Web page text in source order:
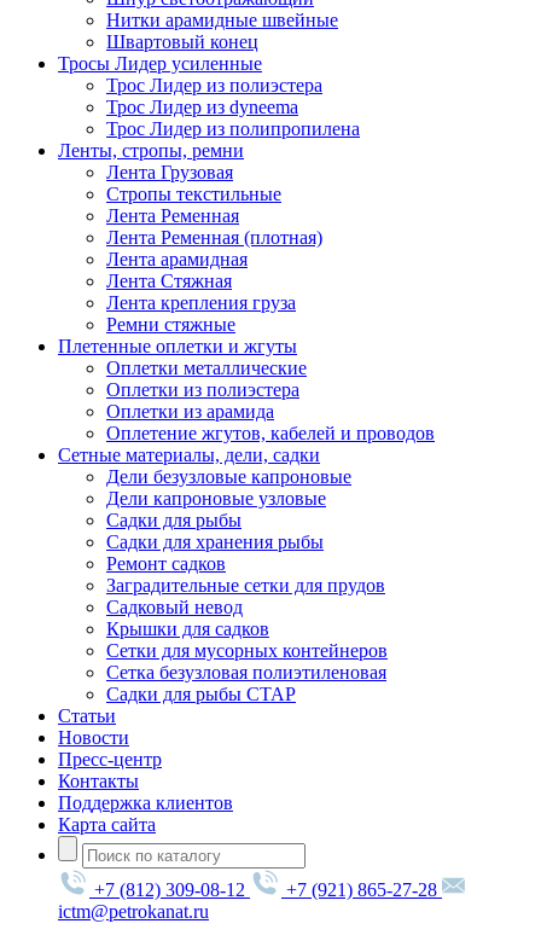
Нитки арамидные швейные
Швартовый конец
Тросы Лидер усиленные
Трос Лидер из полиэстера
Трос Лидер из dyneema
Трос Лидер из полипропилена
Ленты, стропы, ремни
Лента Грузовая
Стропы текстильные
Лента Ременная
Лента Ременная (плотная)
Лента арамидная
Лента Стяжная
Лента крепления груза
Ремни стяжные
Плетенные оплетки и жгуты
Оплетки металлические
Оплетки из полиэстера
Оплетки из арамида
Оплетение жгутов, кабелей и проводов
Сетные материалы, дели, садки
Дели безузловые капроновые
Дели капроновые узловые
Садки для рыбы
Садки для хранения рыбы
Ремонт садков
Заградительные сетки для прудов
Садковый невод
Крышки для садков
Сетки для мусорных контейнеров
Сетка безузловая полиэтиленовая
Садки для рыбы СТАР
Статьи
Новости
Пресс-центр
Контакты
Поддержка клиентов
Карта сайта
+7 (812) 309-08-12
+7 (921) 865-27-28
ictm@petrokanat.ru